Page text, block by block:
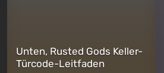
Unten, Rusted Gods Keller-
Türcode-Leitfaden